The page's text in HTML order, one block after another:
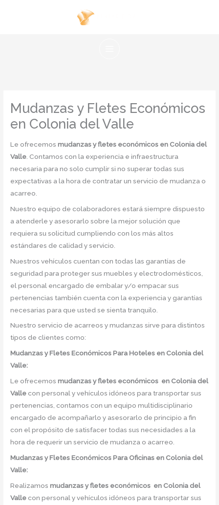
Mudanzas y Fletes Económicos
en Colonia del Valle
Le ofrecemos mudanzas y fletes económicos en Colonia del
Valle . Contamos con la experiencia e infraestructura
necesaria para no solo cumplir si no superar todas sus
expectativas a la hora de contratar un servicio de mudanza o
acarreo.
Nuestro equipo de colaboradores estará siempre dispuesto
a atenderle y asesorarlo sobre la mejor solución que
requiera su solicitud cumpliendo con los más altos
estándares de calidad y servicio.
Nuestros vehículos cuentan con todas las garantías de
seguridad para proteger sus muebles y electrodomésticos,
el personal encargado de embalar y/o empacar sus
pertenencias también cuenta con la experiencia y garantías
necesarias para que usted se sienta tranquilo.
Nuestro servicio de acarreos y mudanzas sirve para distintos
tipos de clientes como:
Mudanzas y Fletes EconómicosPara Hoteles en Colonia del
Valle:
Le ofrecemosmudanzas y fletes económicos en Colonia del
Valle con personal y vehículos idóneos para transportar sus
pertenencias, contamos con un equipo multidisciplinario
encargado de acompañarlo y asesorarlo de principio a fin
con el propósito de satisfacer todas sus necesidades a la
hora de requerir un servicio de mudanza o acarreo.
Mudanzas y Fletes EconómicosPara Oficinas en Colonia del
Valle:
Realizamosmudanzas y fletes económicos en Colonia del
Valle con personal y vehículos idóneos para transportar sus